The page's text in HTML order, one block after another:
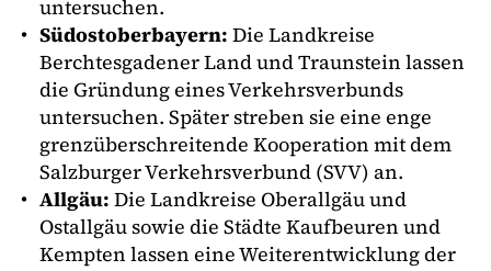
untersuchen.
Südostoberbayern: Die Landkreise
Berchtesgadener Land und Traunstein lassen
die Gründung eines Verkehrsverbunds
untersuchen. Später streben sie eine enge
grenzüberschreitende Kooperation mit dem
Salzburger Verkehrsverbund (SVV) an.
Allgäu: Die Landkreise Oberallgäu und
Ostallgäu sowie die Städte Kaufbeuren und
Kempten lassen eine Weiterentwicklung der